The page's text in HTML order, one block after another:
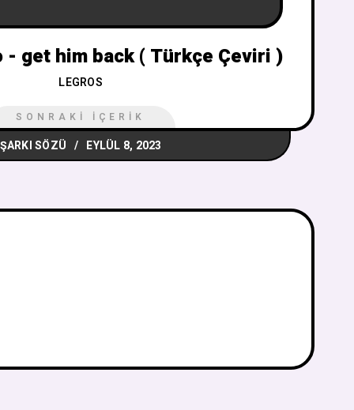
- get him back ( Türkçe Çeviri )
LEGROS
SONRAKI İÇERIK
ŞARKI SÖZÜ EYLÜL 8, 2023